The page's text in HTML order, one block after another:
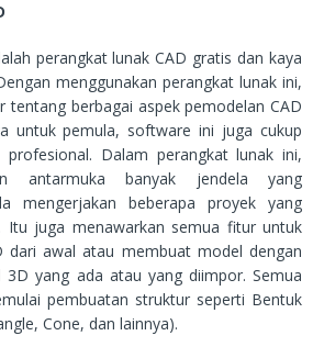
perangkat lunak CAD gratis dan kaya
menggunakan perangkat lunak ini,
tentang berbagai aspek pemodelan CAD
untuk pemula, software ini juga cukup
Dalam perangkat lunak ini,
antarmuka banyak jendela yang
mengerjakan beberapa proyek yang
Itu juga menawarkan semua fitur untuk
dari awal atau membuat model dengan
yang ada atau yang diimpor. Semua
pembuatan struktur seperti Bentuk
Cone, dan lainnya).